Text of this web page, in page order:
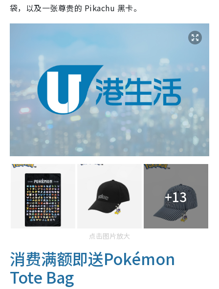
袋，以及一张尊贵的 Pikachu 黑卡。
+13
点击图片放大
消费满额即送Pokémon
Tote Bag